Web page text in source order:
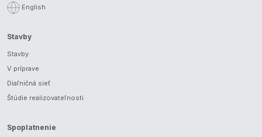
English
Stavby
Stavby
V príprave
Diaľničná sieť
Štúdie realizovateľnosti
Spoplatnenie